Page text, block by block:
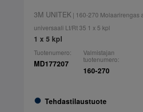
3M UNITEK| 160-270 Molaarirengas
universaali Lt/Rt 35 1 x 5 kpl
1 x 5 kpl
Tuotenumero:
MD177207
Tehdastilaustuote
Valmistajan
tuotenumero:
160-270